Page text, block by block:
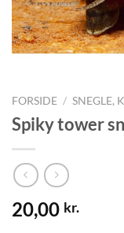
FORSIDE / SNEGLE,
Spiky tower
20,00 kr.